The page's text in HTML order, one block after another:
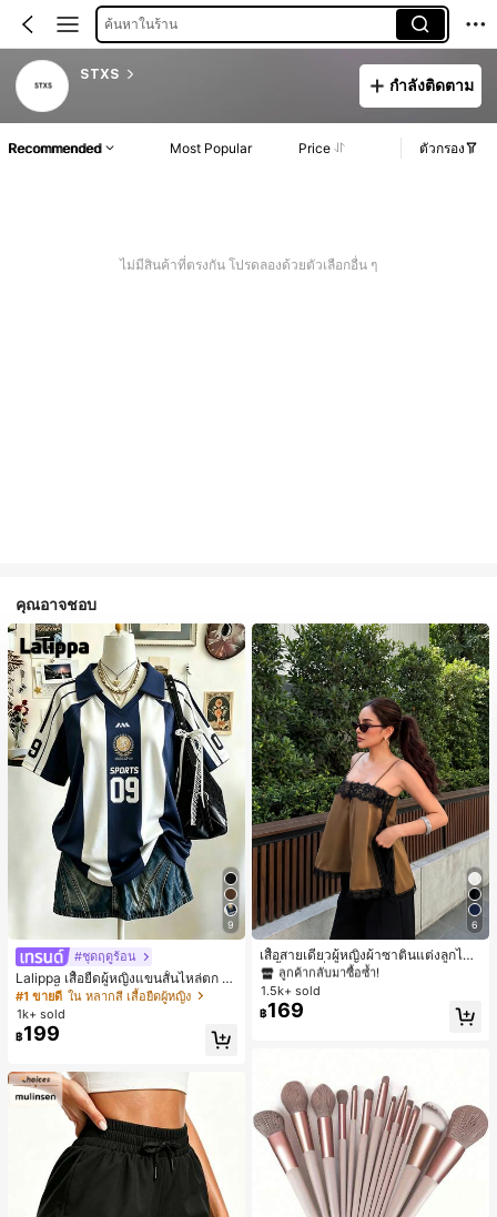
ค้นหาในร้าน
STXS
กำลังติดตาม
Recommended Most Popular Price ตัวกรอง
ไม่มีสินค้าที่ตรงกัน โปรดลองด้วยตัวเลือกอื่น ๆ
คุณอาจชอบ
9
#ชุดฤดูร้อน
Lalippa เสื้อยืดผู้หญิงแขนสั้นไหล่ตก ค
อวีปกเสื้อ ลายพิมพ์ดิจิทัลลายทาง สไตล์
สปอร์ตแฟชั่นมินิมอล ของขวัญสำหรับเ
พื่อน
#1 ขายดี ใน หลากสี เสื้อยืดผู้หญิง
1k+ sold
฿199
6
เสื้อสายเดี่ยวผู้หญิงผ้าซาตินแต่งลูกไม้
- เสื้อสายเดี่ยวฤดูร้อนสีคากีมีรอยผ่าด้า
นข้างที่น่าดึงดูดแบบสบายๆ
#1 ขายดี
ใน สีกากี เสื้อสตรี เสื้อเบลาส์ & Tee
ลูกค้ากลับมาซื้อซ้ำ!
#1 ขายดี
ใน สีกากี เสื้อสตรี เสื้อเบลาส์ & Tee
ลูกค้ากลับมาซื้อซ้ำ!
#1 ขายดี
ใน สีกากี เสื้อสตรี เสื้อเบลาส์ & Tee
ลูกค้ากลับมาซื้อซ้ำ!
#1 ขายดี
ลูกค้ากลับมาซื้อซ้ำ!
1.5k+ sold
฿169